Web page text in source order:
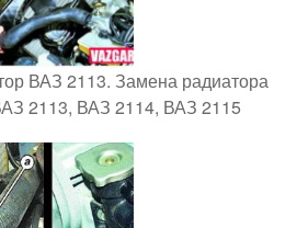
ВАЗ 2113. Замена радиатора
2113, ВАЗ 2114, ВАЗ 2115